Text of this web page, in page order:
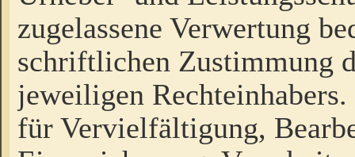
zugelassene Verwertung
schriftlichen Zustimmung
jeweiligen
für Vervielfältigung,